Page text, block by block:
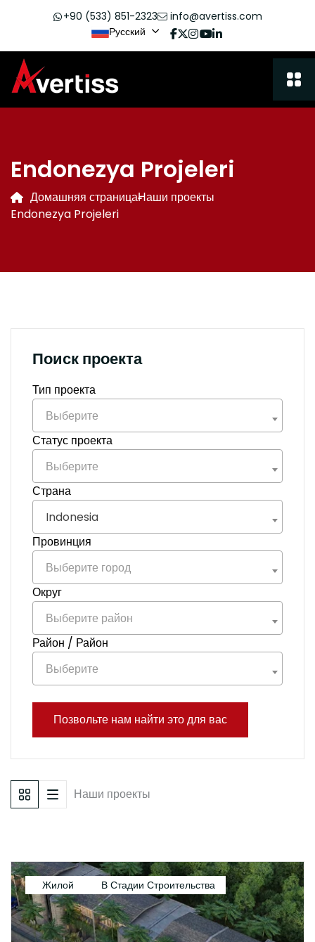
+90 (533) 851-2323
info@avertiss.com
Русский
Endonezya Projeleri
Домашняя страницаНаши проекты
Endonezya Projeleri
Поиск проекта
Тип проекта
Выберите
Статус проекта
Выберите
Страна
Indonesia
Провинция
Выберите город
Округ
Выберите район
Район / Район
Выберите
Позвольте нам найти это для вас
Наши проекты
Жилой В Стадии Строительства